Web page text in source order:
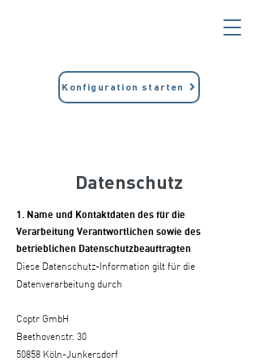
Konfiguration starten
Datenschutz
1. Name und Kontaktdaten des für die
Verarbeitung Verantwortlichen sowie des
betrieblichen Datenschutzbeauftragten
Diese Datenschutz-Information gilt für die
Datenverarbeitung durch
Coptr GmbH
Beethovenstr. 30
50858 Köln-Junkersdorf